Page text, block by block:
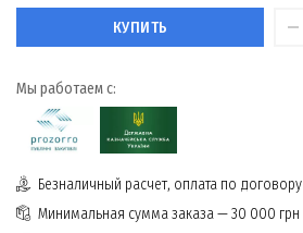
КУПИТЬ
Мы работаем с:
Безналичный расчет, оплата по
Минимальная сумма заказа — 30 000 грн